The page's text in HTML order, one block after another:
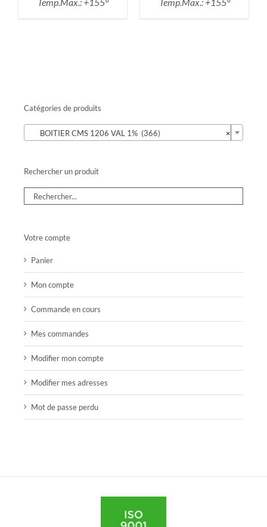
Temp.Max.: +155°
Temp.Max.: +155°
Catégories de produits
×
BOITIER CMS 1206 VAL 1% (366)
Rechercher un produit
Votre compte
Panier
Mon compte
Commande en cours
Mes commandes
Modifier mon compte
Modifier mes adresses
Mot de passe perdu